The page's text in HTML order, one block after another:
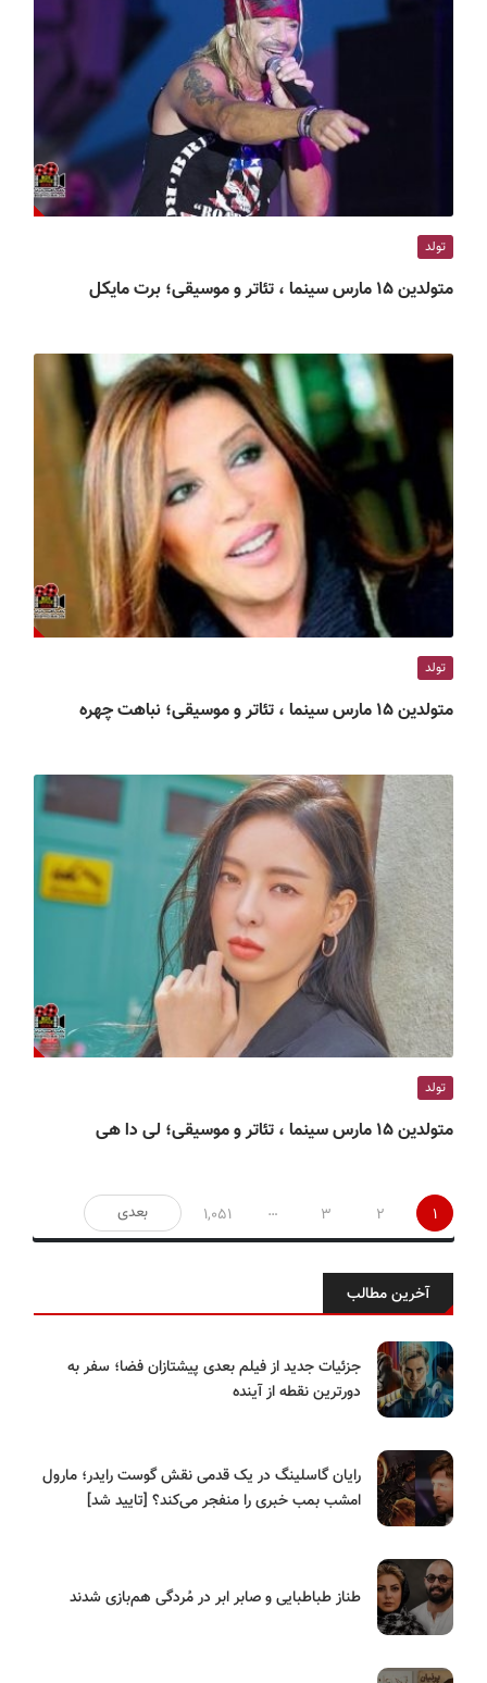
تولد
متولدین ۱۵ مارس سینما ، تئاتر و موسیقی؛ برت مایکل
تولد
متولدین ۱۵ مارس سینما ، تئاتر و موسیقی؛ نباهت چهره
تولد
متولدین ۱۵ مارس سینما ، تئاتر و موسیقی؛ لی دا هی
صفحه‌بندی
نوشته‌ها
1
2
3
…
1,051 بعدی
آخرین مطالب
جزئیات جدید از فیلم بعدی پیشتازان فضا؛ سفر به
دورترین نقطه از آینده
رایان گاسلینگ در یک قدمی نقش گوست رایدر؛ مارول
امشب بمب خبری را منفجر می‌کند؟ [تایید شد]
طناز طباطبایی و صابر ابر در مُردگی هم‌بازی شدند